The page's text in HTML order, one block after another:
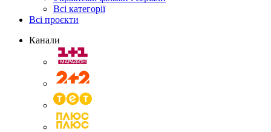
Всі категорії
Всі проєкти
Канали